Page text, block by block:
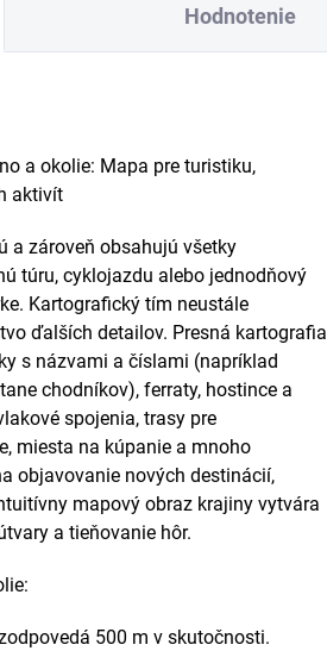
Hodnotenie
a okolie: Mapa pre turistiku,
aktivít
a zároveň obsahujú všetky
túru, cyklojazdu alebo jednodňový
Kartografický tím neustále
ďalších detailov. Presná kartografia
s názvami a číslami (napríklad
chodníkov), ferraty, hostince a
spojenia, trasy pre
miesta na kúpanie a mnoho
objavovanie nových destinácií,
mapový obraz krajiny vytvára
a tieňovanie hôr.
500 m v skutočnosti.